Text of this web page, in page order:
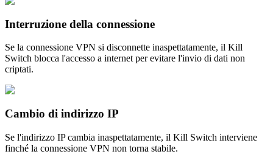
Interruzione della connessione
Se la connessione VPN si disconnette inaspettatamente, il Kill
Switch blocca l'accesso a internet per evitare l'invio di dati non
criptati.
Cambio di indirizzo IP
Se l'indirizzo IP cambia inaspettatamente, il Kill Switch interviene
finché la connessione VPN non torna stabile.